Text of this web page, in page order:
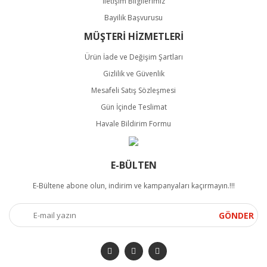
Bayilik Başvurusu
MÜŞTERİ HİZMETLERİ
Ürün İade ve Değişim Şartları
Gizlilik ve Güvenlik
Mesafeli Satış Sözleşmesi
Gün İçinde Teslimat
Havale Bildirim Formu
E-BÜLTEN
E-Bültene abone olun, indirim ve kampanyaları kaçırmayın.!!!
GÖNDER